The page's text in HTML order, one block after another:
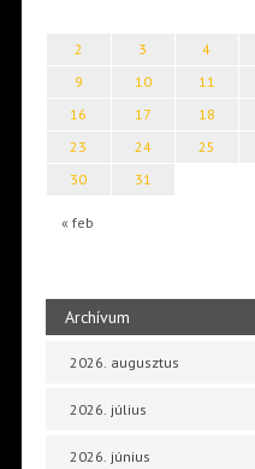
« feb
2
3 4
9
10 11
16
17 18
23
24 25
30
31
Archívum
2026. augusztus
2026. július
2026. június